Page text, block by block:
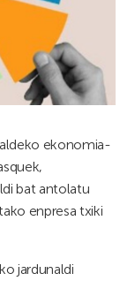
ekonomia-
bat antolatu
enpresa txiki
jardunaldi